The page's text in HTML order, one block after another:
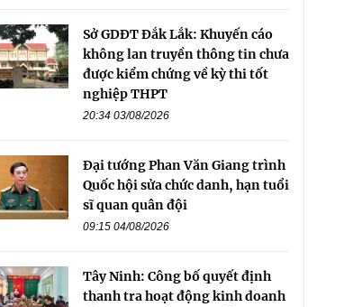
Sở GDĐT Đắk Lắk: Khuyến cáo
không lan truyền thông tin chưa
được kiểm chứng về kỳ thi tốt
nghiệp THPT
20:34 03/08/2026
Đại tướng Phan Văn Giang trình
Quốc hội sửa chức danh, hạn tuổi
sĩ quan quân đội
09:15 04/08/2026
Tây Ninh: Công bố quyết định
thanh tra hoạt động kinh doanh